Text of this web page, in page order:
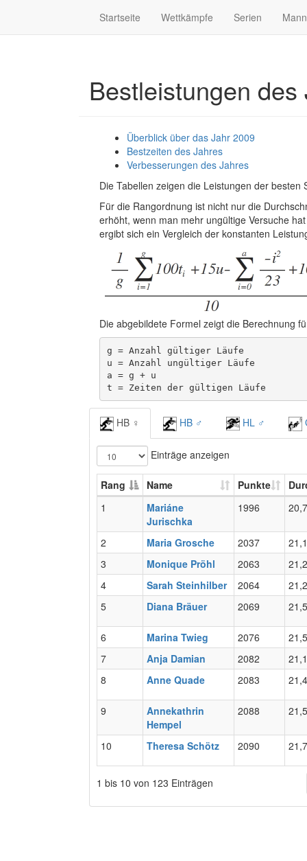
Startseite Wettkämpfe Serien
Bestleistungen
Überblick über das Jahr 2009
Bestzeiten des Jahres
Verbesserungen des Jahres
Die Tabellen zeigen die Leistungen der
Für die Rangordnung ist nicht nur die
erhöht, wenn man mehr ungültige Versuche
ergibt sich ein Vergleich der konstanten
Die abgebildete Formel zeigt die Berechnung
g = Anzahl gültiger Läufe
u = Anzahl ungültiger Läufe
a = g + u
t = Zeiten der gültigen Läufe
HB ♀ HB ♂ HL ♂
Einträge anzeigen
Rang Name Punkte
1
Mariáne
Jurischka
1996
2 Maria Grosche 2037
3
Monique Pröhl 2063
4
Sarah Steinhilber 2064
5
Diana Bräuer 2069
6 Marina Twieg 2076
7
Anja Damian 2082
8
Anne Quade 2083
9
Annekathrin
Hempel
2088
10 Theresa Schötz 2090
1 bis 10 von 123 Einträgen